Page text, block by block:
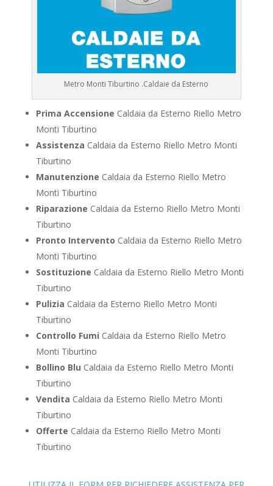
Metro Monti Tiburtino .Caldaie da Esterno
Prima Accensione Caldaia da Esterno Riello Metro
Monti Tiburtino
Assistenza Caldaia da Esterno Riello Metro Monti
Tiburtino
Manutenzione Caldaia da Esterno Riello Metro
Monti Tiburtino
Riparazione Caldaia da Esterno Riello Metro Monti
Tiburtino
Pronto Intervento Caldaia da Esterno Riello Metro
Monti Tiburtino
Sostituzione Caldaia da Esterno Riello Metro Monti
Tiburtino
Pulizia Caldaia da Esterno Riello Metro Monti
Tiburtino
Controllo Fumi Caldaia da Esterno Riello Metro
Monti Tiburtino
Bollino Blu Caldaia da Esterno Riello Metro Monti
Tiburtino
Vendita Caldaia da Esterno Riello Metro Monti
Tiburtino
Offerte Caldaia da Esterno Riello Metro Monti
Tiburtino